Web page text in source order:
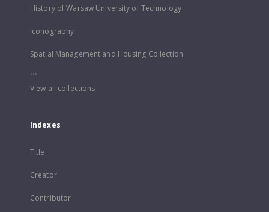
History of Warsaw University of Technology
Iconography
Spatial Management and Housing Collection
...
View all collections
Indexes
Title
Creator
Contributor